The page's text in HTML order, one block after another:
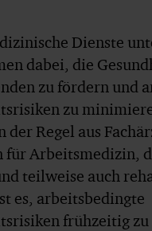
Dienste
dabei, die
zu fördern und
zu
der Regel aus
für Arbeitsmedizin,
teilweise auch
es, arbeitsbedingte
frühzeitig zu